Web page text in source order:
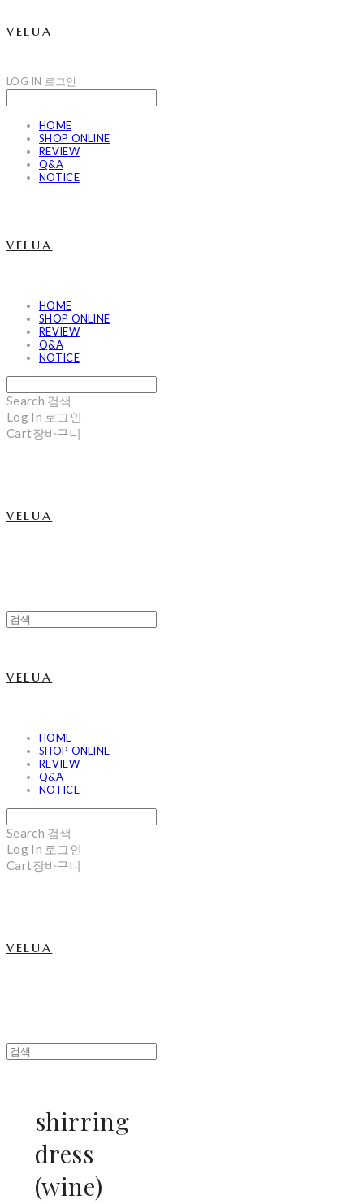
velua
LOG IN 로그인
HOME
SHOP ONLINE
REVIEW
Q&A
NOTICE
velua
HOME
SHOP ONLINE
REVIEW
Q&A
NOTICE
Search 검색
Log In 로그인
Cart장바구니
velua
velua
HOME
SHOP ONLINE
REVIEW
Q&A
NOTICE
Search 검색
Log In 로그인
Cart장바구니
velua
shirring
dress
(wine)